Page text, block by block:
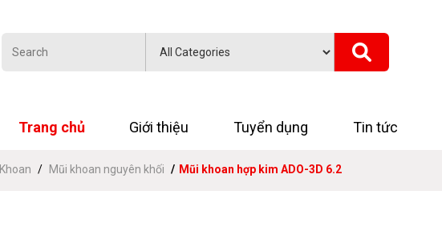
Trang chủ Giới thiệu Tuyển dụng Tin tức
Khoan Mũi khoan nguyên khối Mũi khoan hợp kim ADO-3D 6.2